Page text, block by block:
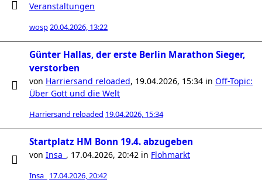
Veranstaltungen
wosp20.04.2026, 13:22
Günter Hallas, der erste Berlin Marathon Sieger,
verstorben
von Harriersand reloaded, 19.04.2026, 15:34 in Off-Topic:
Über Gott und die Welt
Harriersand reloaded 19.04.2026, 15:34
Startplatz HM Bonn 19.4. abzugeben
von Insa_ , 17.04.2026, 20:42 in Flohmarkt
Insa_ 17.04.2026, 20:42